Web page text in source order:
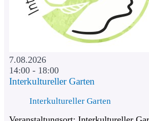
7.08.2026
14:00 - 18:00
Interkultureller Garten
Interkultureller Garten